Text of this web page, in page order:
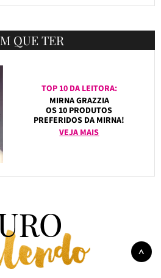
QUE TER
TOP 10 DA LEITORA:
MIRNA GRAZZIA
OS 10 PRODUTOS
PREFERIDOS DA MIRNA!
VEJA MAIS